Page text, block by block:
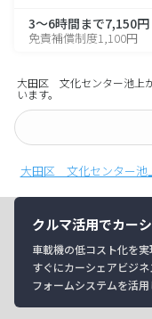
3～6時間まで7,150円
免責補償制度1,100円
大田区 文化センター池上
います。
大田区 文化センター池
クルマ活用でカー
車載機の低コスト化を実
すぐにカーシェアビジ
フォームシステムを活